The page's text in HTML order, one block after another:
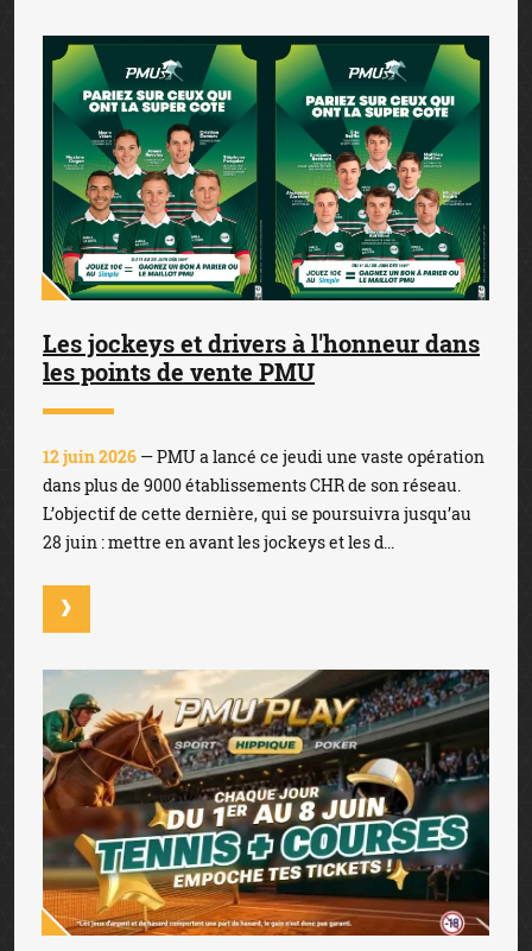
Les jockeys et drivers à l'honneur dans
les points de vente PMU
12 juin 2026 — PMU a lancé ce jeudi une vaste opération
dans plus de 9000 établissements CHR de son réseau.
L’objectif de cette dernière, qui se poursuivra jusqu’au
28 juin : mettre en avant les jockeys et les d...